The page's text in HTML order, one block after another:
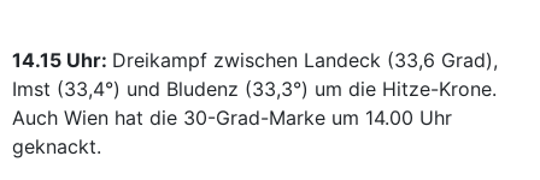
14.15 Uhr: Dreikampf zwischen Landeck (33,6 Grad),
Imst (33,4°) und Bludenz (33,3°) um die Hitze-Krone.
Auch Wien hat die 30-Grad-Marke um 14.00 Uhr
geknackt.